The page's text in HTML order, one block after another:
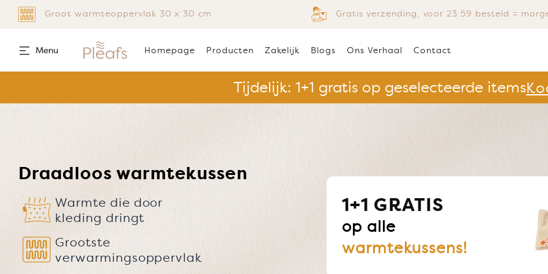
TO CONTENTGroot warmteoppervlak 30 x 30 cm Gratis verzending, voor 23:59 besteld =
Menu Homepage Producten
Warmtedekens
Zakelijk
Exclusieve Pleafs Retailmogelijkheden Het perfecte
Blogs Ons Verhaal Contact
Tijdelijk: 1+1 gratis op geselecteerde items
Draadloos warmtekussen
Warmte die door
kleding dringt
Grootste
verwarmingsoppervlak
1+1 GRATIS
op alle
warmtekussens!